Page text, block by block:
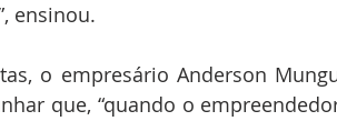
ensinou.
o empresário Anderson
que, “quando o